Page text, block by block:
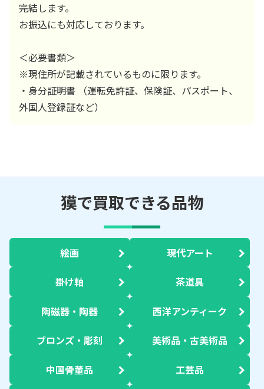
完結します。
お振込にも対応しております。
＜必要書類＞
※現住所が記載されているものに限ります。
・身分証明書 （運転免許証、保険証、パスポート、
外国人登録証など）
獏で買取できる品物
絵画 現代アート
掛け軸 茶道具
陶磁器・陶器 西洋アンティーク
ブロンズ・彫刻 美術品・古美術品
中国骨董品 工芸品